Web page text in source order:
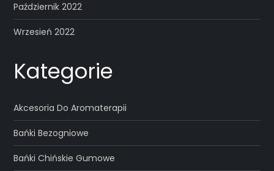
Październik 2022
Wrzesień 2022
Kategorie
Akcesoria Do Aromaterapii
Bańki Bezogniowe
Bańki Chińskie Gumowe